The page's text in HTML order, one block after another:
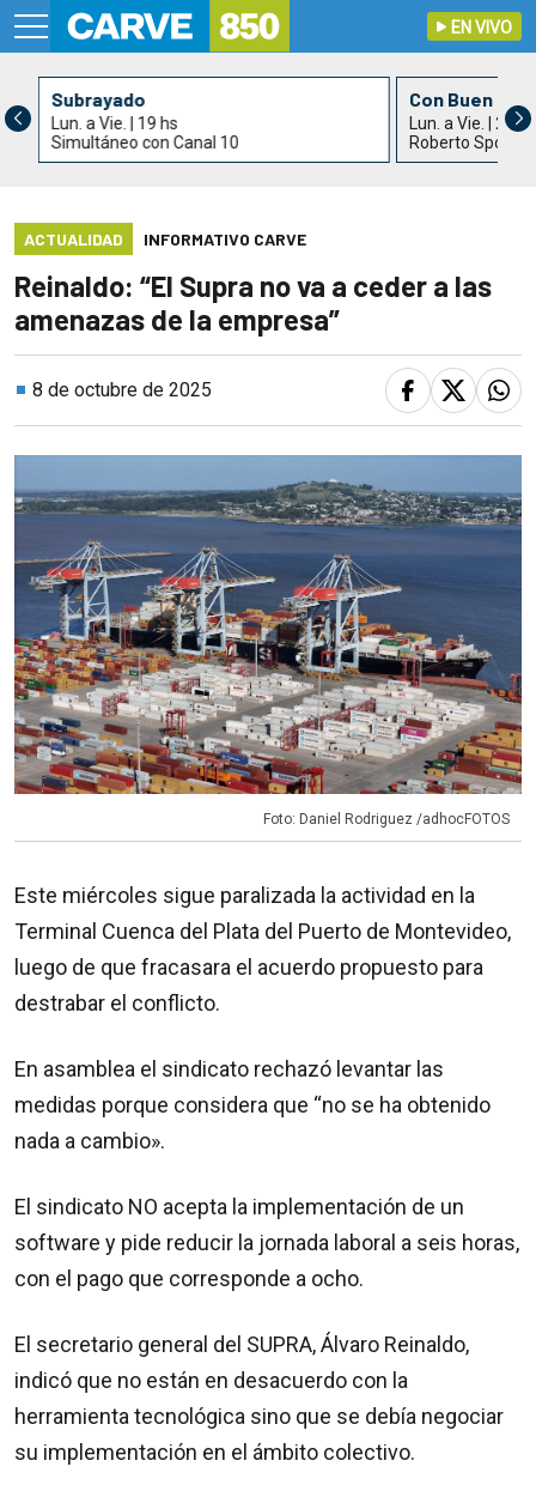
EN VIVO
Subrayado
Lun. a Vie. | 19 hs
Simultáneo con Canal 10
Con Buen
Lun. a Vie. | 21 hs
Roberto
ACTUALIDAD INFORMATIVO CARVE
Reinaldo: “El Supra no va a ceder a las
amenazas de la empresa”
8 de octubre de 2025
Foto: Daniel Rodriguez /adhocFOTOS
Este miércoles sigue paralizada la actividad en la
Terminal Cuenca del Plata del Puerto de Montevideo,
luego de que fracasara el acuerdo propuesto para
destrabar el conflicto.
En asamblea el sindicato rechazó levantar las
medidas porque considera que “no se ha obtenido
nada a cambio».
El sindicato NO acepta la implementación de un
software y pide reducir la jornada laboral a seis horas,
con el pago que corresponde a ocho.
El secretario general del SUPRA, Álvaro Reinaldo,
indicó que no están en desacuerdo con la
herramienta tecnológica sino que se debía negociar
su implementación en el ámbito colectivo.